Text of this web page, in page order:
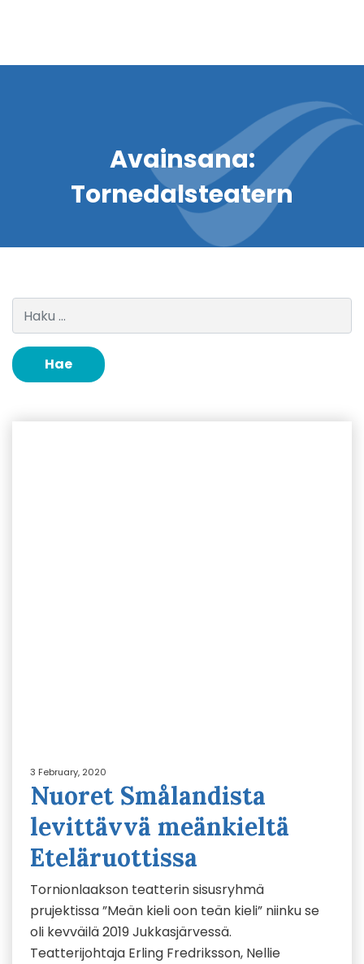
Avainsana:
Tornedalsteatern
Haku:
3 February, 2020
Nuoret Smålandista
levittävvä meänkieltä
Eteläruottissa
Tornionlaakson teatterin sisusryhmä
prujektissa ”Meän kieli oon teän kieli” niinku se
oli kevväilä 2019 Jukkasjärvessä.
Teatterijohtaja Erling Fredriksson, Nellie